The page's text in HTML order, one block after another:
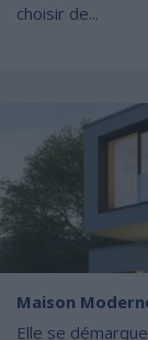
choisir de...
Maison
Elle se